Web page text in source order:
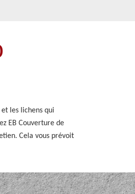
les lichens qui
EB Couverture de
Cela vous prévoit